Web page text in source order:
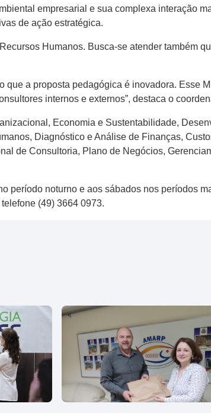
empresarial e sua complexa interação
de ação estratégica.
Humanos. Busca-se atender também
que a proposta pedagógica é inovadora. Esse
internos e externos”, destaca o
Economia e Sustentabilidade,
Diagnóstico e Análise de Finanças,
de Consultoria, Plano de Negócios,
período noturno e aos sábados nos períodos
(49) 3664 0973.